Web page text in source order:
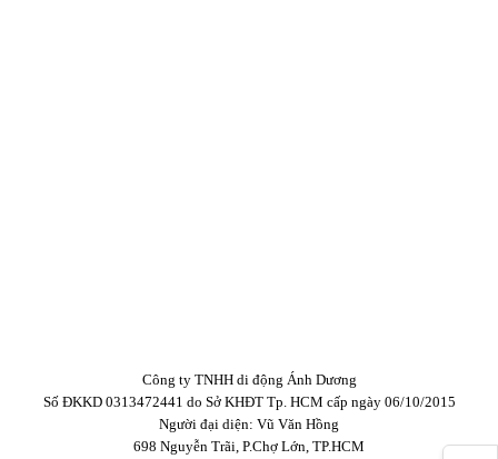
Công ty TNHH di động Ánh Dương
Số ĐKKD 0313472441 do Sở KHĐT Tp. HCM cấp ngày 06/10/2015
Người đại diện: Vũ Văn Hồng
698 Nguyễn Trãi, P.Chợ Lớn, TP.HCM